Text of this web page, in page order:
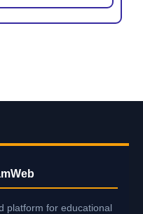
platform for educational